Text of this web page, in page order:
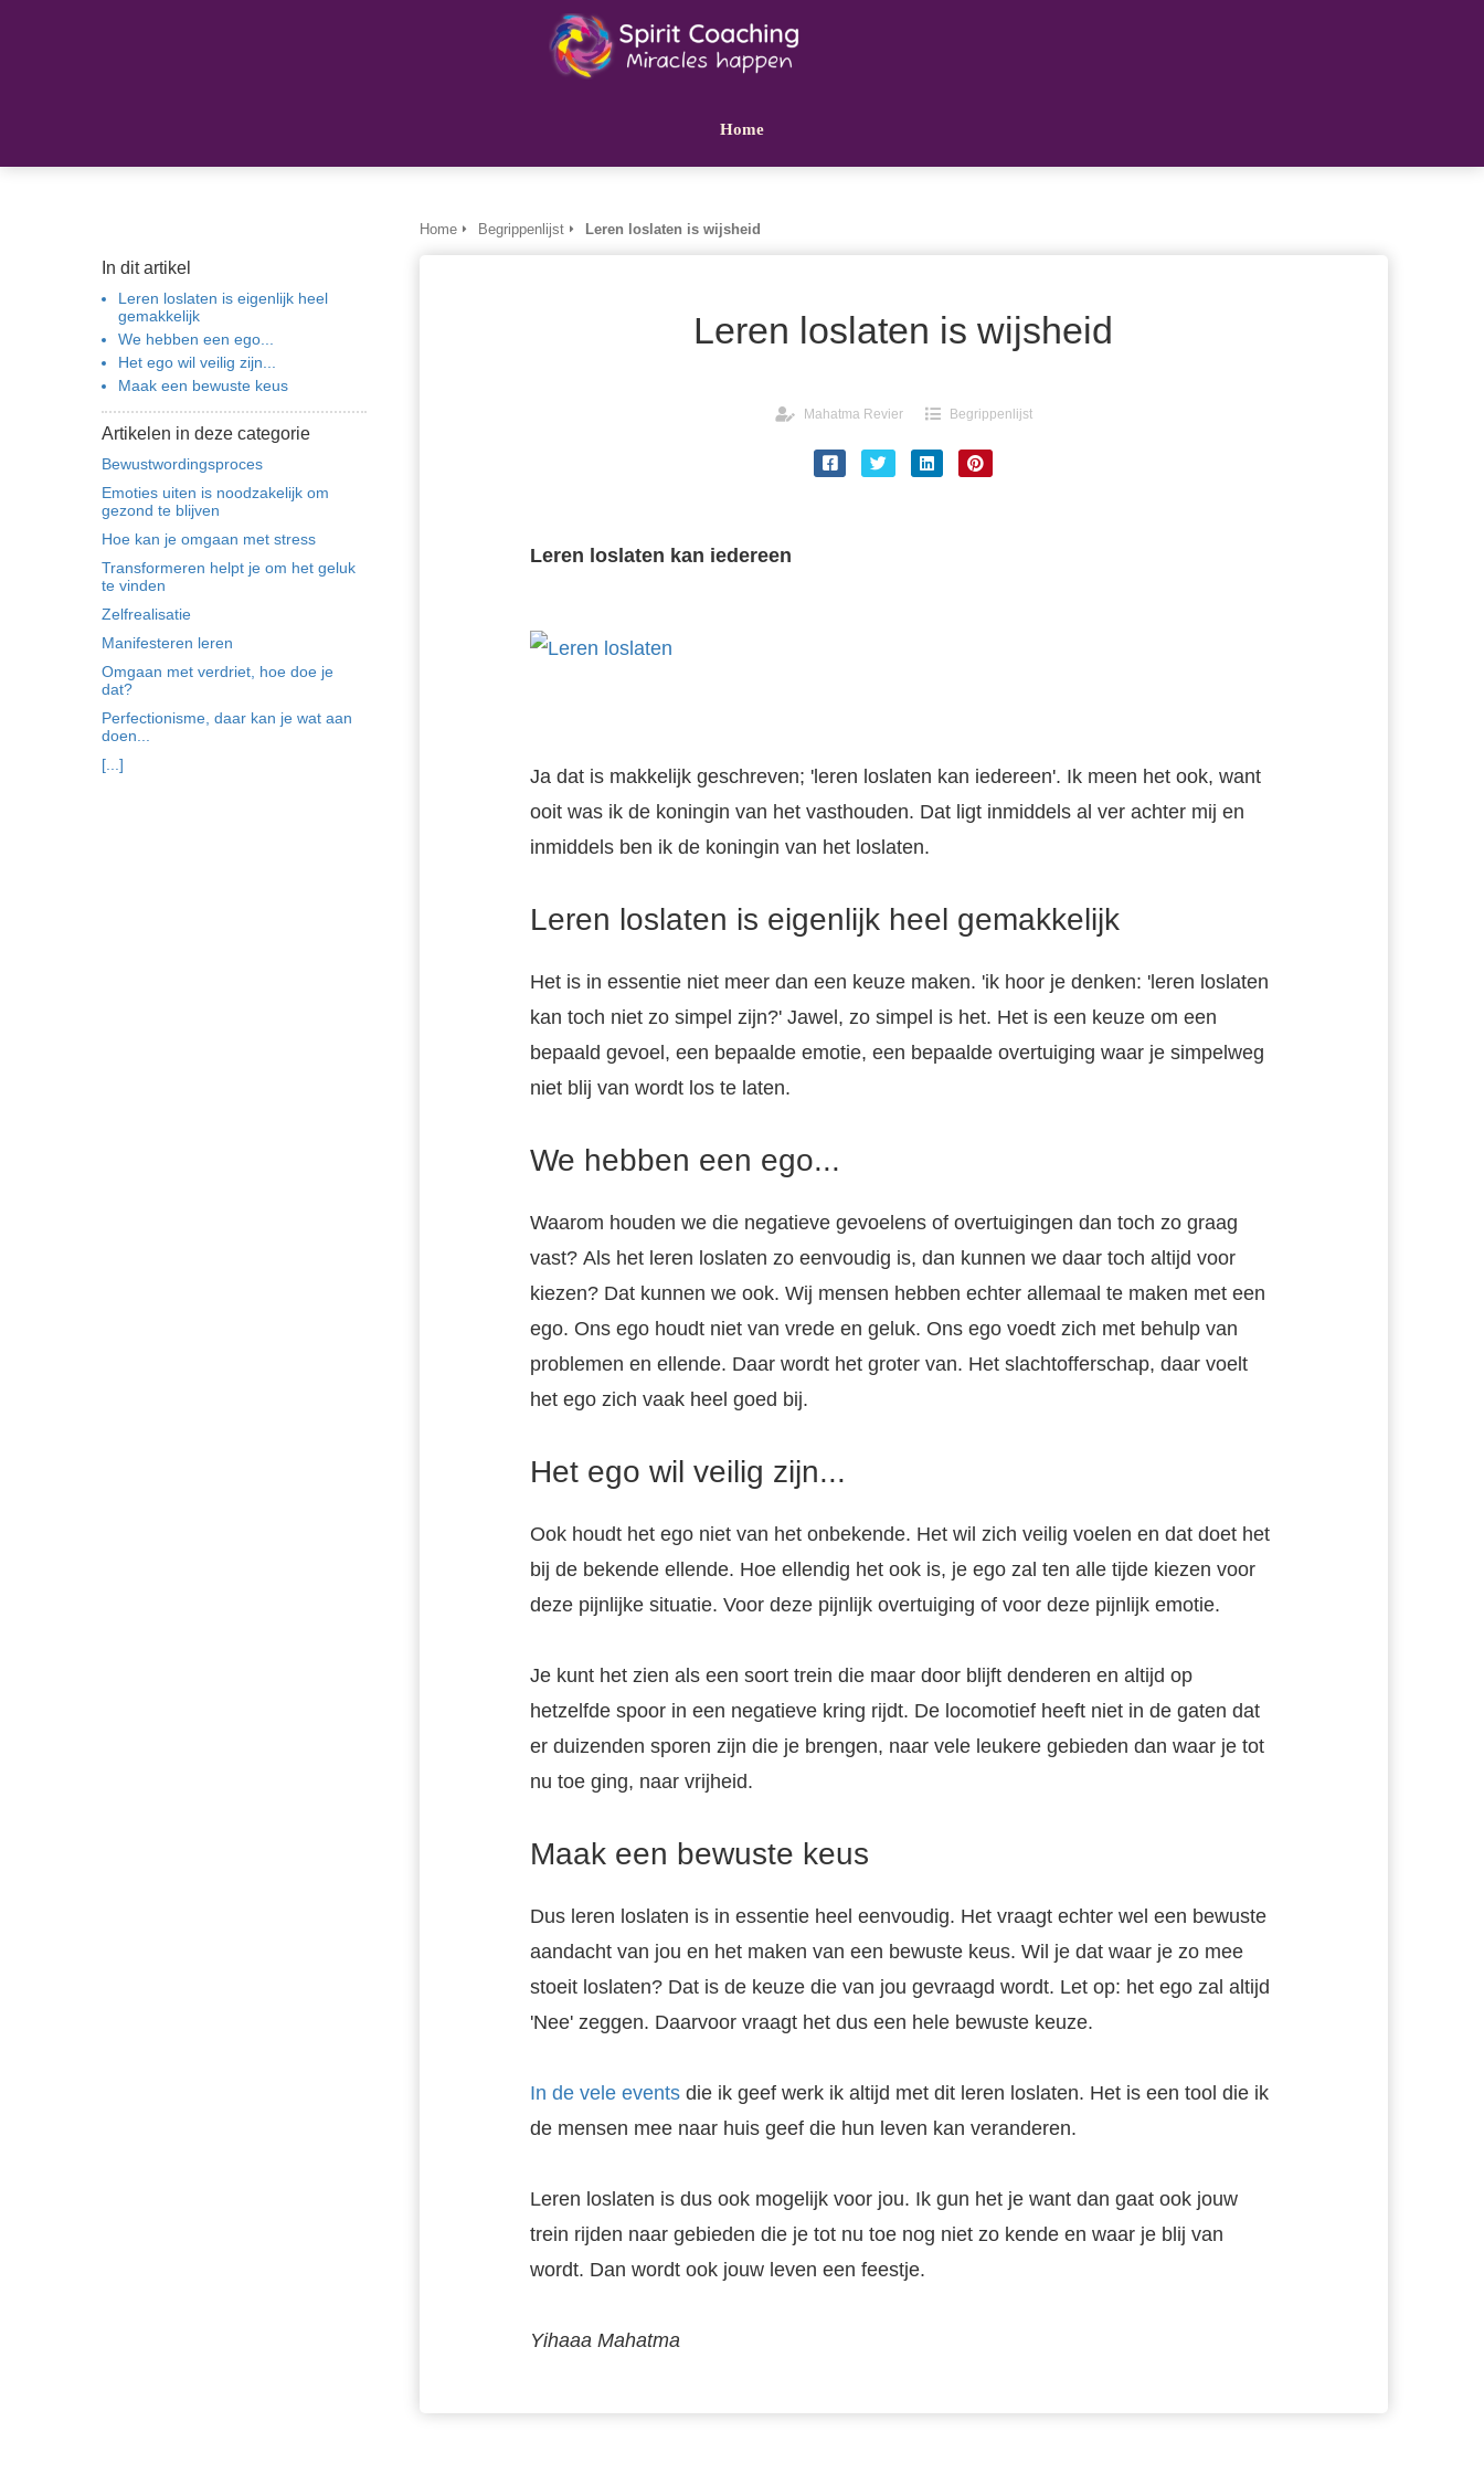
Home
In dit artikel
Leren loslaten is eigenlijk heel
gemakkelijk
We hebben een ego...
Het ego wil veilig zijn...
Maak een bewuste keus
Artikelen in deze categorie
Bewustwordingsproces
Emoties uiten is noodzakelijk om
gezond te blijven
Hoe kan je omgaan met stress
Transformeren helpt je om het geluk
te vinden
Zelfrealisatie
Manifesteren leren
Omgaan met verdriet, hoe doe je
dat?
Perfectionisme, daar kan je wat aan
doen...
[...]
Home Begrippenlijst Leren loslaten is wijsheid
Leren loslaten is wijsheid
Mahatma Revier Begrippenlijst
Leren loslaten kan iedereen
Ja dat is makkelijk geschreven; 'leren loslaten kan iedereen'. Ik meen het ook, want
ooit was ik de koningin van het vasthouden. Dat ligt inmiddels al ver achter mij en
inmiddels ben ik de koningin van het loslaten.
Leren loslaten is eigenlijk heel gemakkelijk
Het is in essentie niet meer dan een keuze maken. 'ik hoor je denken: 'leren loslaten
kan toch niet zo simpel zijn?' Jawel, zo simpel is het. Het is een keuze om een
bepaald gevoel, een bepaalde emotie, een bepaalde overtuiging waar je simpelweg
niet blij van wordt los te laten.
We hebben een ego...
Waarom houden we die negatieve gevoelens of overtuigingen dan toch zo graag
vast? Als het leren loslaten zo eenvoudig is, dan kunnen we daar toch altijd voor
kiezen? Dat kunnen we ook. Wij mensen hebben echter allemaal te maken met een
ego. Ons ego houdt niet van vrede en geluk. Ons ego voedt zich met behulp van
problemen en ellende. Daar wordt het groter van. Het slachtofferschap, daar voelt
het ego zich vaak heel goed bij.
Het ego wil veilig zijn...
Ook houdt het ego niet van het onbekende. Het wil zich veilig voelen en dat doet het
bij de bekende ellende. Hoe ellendig het ook is, je ego zal ten alle tijde kiezen voor
deze pijnlijke situatie. Voor deze pijnlijk overtuiging of voor deze pijnlijk emotie.
Je kunt het zien als een soort trein die maar door blijft denderen en altijd op
hetzelfde spoor in een negatieve kring rijdt. De locomotief heeft niet in de gaten dat
er duizenden sporen zijn die je brengen, naar vele leukere gebieden dan waar je tot
nu toe ging, naar vrijheid.
Maak een bewuste keus
Dus leren loslaten is in essentie heel eenvoudig. Het vraagt echter wel een bewuste
aandacht van jou en het maken van een bewuste keus. Wil je dat waar je zo mee
stoeit loslaten? Dat is de keuze die van jou gevraagd wordt. Let op: het ego zal altijd
'Nee' zeggen. Daarvoor vraagt het dus een hele bewuste keuze.
In de vele eventsdie ik geef werk ik altijd met dit leren loslaten. Het is een tool die ik
de mensen mee naar huis geef die hun leven kan veranderen.
Leren loslaten is dus ook mogelijk voor jou. Ik gun het je want dan gaat ook jouw
trein rijden naar gebieden die je tot nu toe nog niet zo kende en waar je blij van
wordt. Dan wordt ook jouw leven een feestje.
Yihaaa Mahatma